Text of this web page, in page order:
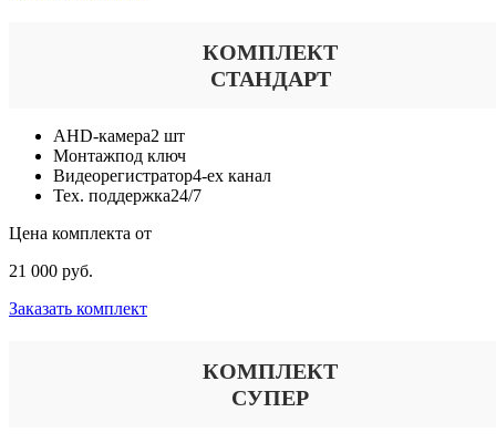
КОМПЛЕКТ
СТАНДАРТ
AHD-камера2 шт
Монтажпод ключ
Видеорегистратор4-ех канал
Тех. поддержка24/7
Цена комплекта от
21 000 руб.
Заказать комплект
КОМПЛЕКТ
СУПЕР